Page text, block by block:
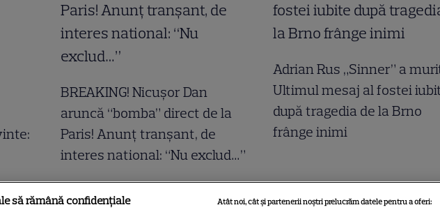
BREAKING! Nicușor Dan
aruncă “bomba” direct de la
Paris! Anunț tranșant, de
interes national: “Nu exclud…”
Adrian Rus „Sinner” a
Ultimul mesaj al fostei
după tragedia de la Brno
frânge inimi
să rămână confidențiale
Atât noi, cât și partenerii noștri prelucrăm datele pentru a oferi: